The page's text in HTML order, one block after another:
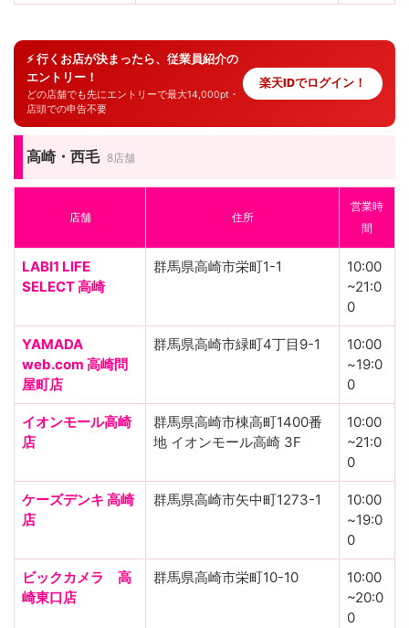
⚡ 行くお店が決まったら、従業員紹介の
エントリー！
どの店舗でも先にエントリーで最大14,000pt・
店頭での申告不要
楽天IDでログイン！
高崎・西毛 8店舗
店舗 住所
営業時
間
LABI1 LIFE
SELECT 高崎
群馬県高崎市栄町1-1
10:00
~21:0
0
YAMADA
web.com 高崎問
屋町店
群馬県高崎市緑町4丁目9-1
10:00
~19:0
0
イオンモール高崎
店
群馬県高崎市棟高町1400番
地 イオンモール高崎 3F
10:00
~21:0
0
ケーズデンキ 高崎
店
群馬県高崎市矢中町1273-1
10:00
~19:0
0
ビックカメラ 高
崎東口店
群馬県高崎市栄町10-10
10:00
~20:0
0